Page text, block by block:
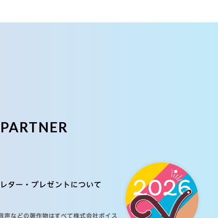
PARTNER
ター・プレゼントについて
などの著作物はすべて株式会社ボイス